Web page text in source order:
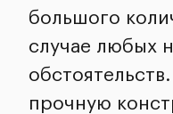
большого
случае любых
прочную